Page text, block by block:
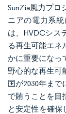
SunZia風力プロ
ニアの電力系
は、HVDCシス
る再生可能エネ
かに重要になっ
野心的な再生可
国が2030年ま
で賄うことを目
と安定性を確保